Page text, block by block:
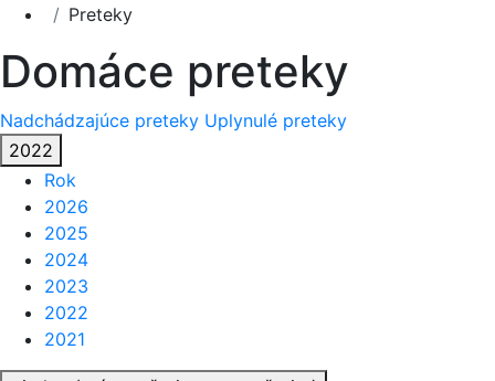
Preteky
Domáce preteky
Nadchádzajúce preteky Uplynulé preteky
2022
Rok
2026
2025
2024
2023
2022
2021